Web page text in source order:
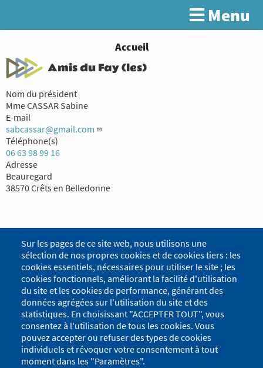
contenu
Rechercher
Menu
You
are
Accueil
Amis du Fay (les)
Nom du président
Mme CASSAR Sabine
E-mail
sabcassar@gmail.com
Téléphone(s)
06 63 98 99 16
Adresse
Beauregard
38570 Crêts en Belledonne
Sur les pages de ce site web, nous utilisons une
sélection de nos propres cookies et de cookies tiers : les
cookies essentiels, nécessaires pour utiliser le site ; les
cookies fonctionnels, améliorant la facilité d'utilisation
du site et les cookies de performance, générant des
données agrégées sur l'utilisation du site et des
statistiques. En choisissant "ACCEPTER TOUT", vous
consentez à l'utilisation de tous les cookies. Vous
pouvez accepter ou refuser des types de cookies
individuels et révoquer votre consentement à tout
moment dans les "Paramètres".